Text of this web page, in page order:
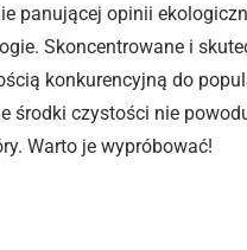
panującej opinii
Skoncentrowane i
konkurencyjną do
środki czystości nie
Warto je wypróbować!